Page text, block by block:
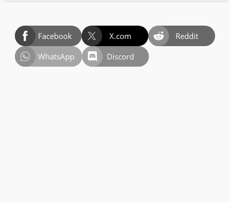
Facebook X.com
Reddit
WhatsApp
Discord